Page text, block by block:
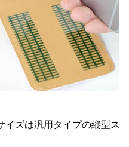
ズは汎用タイプの縦型ス